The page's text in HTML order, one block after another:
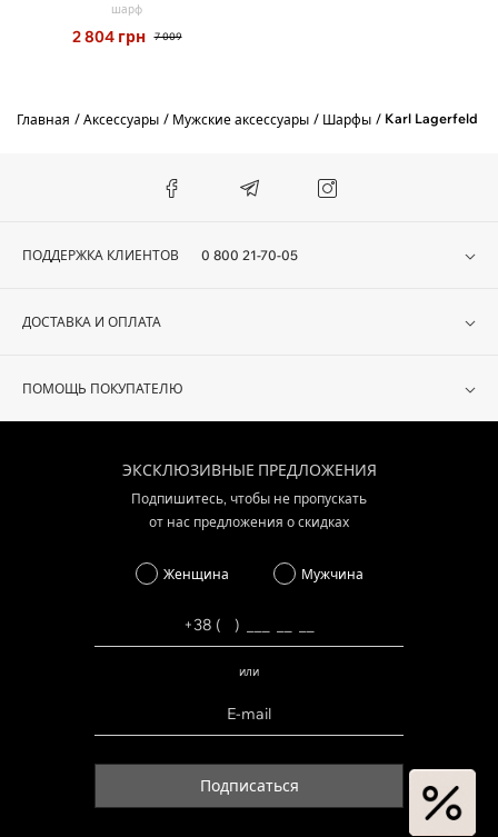
шарф
2 804 грн 7 009
Главная Аксессуары Мужские аксессуары Шарфы Karl Lagerfeld
ПОДДЕРЖКА КЛИЕНТОВ 0 800 21-70-05
ДОСТАВКА И ОПЛАТА
ПОМОЩЬ ПОКУПАТЕЛЮ
ЭКСКЛЮЗИВНЫЕ ПРЕДЛОЖЕНИЯ
Подпишитесь, чтобы не пропускать
от нас предложения о скидках
Женщина Мужчина
или
Подписаться